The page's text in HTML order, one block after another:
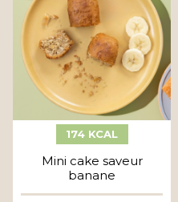
174 KCAL
Mini cake saveur
banane